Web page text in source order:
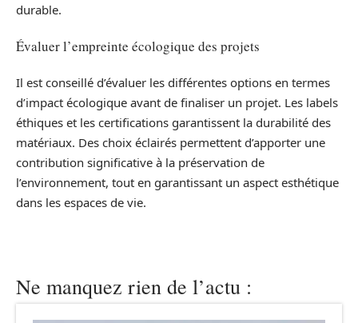
durable.
Évaluer l’empreinte écologique des projets
Il est conseillé d’évaluer les différentes options en termes
d’impact écologique avant de finaliser un projet. Les labels
éthiques et les certifications garantissent la durabilité des
matériaux. Des choix éclairés permettent d’apporter une
contribution significative à la préservation de
l’environnement, tout en garantissant un aspect esthétique
dans les espaces de vie.
Ne manquez rien de l’actu :